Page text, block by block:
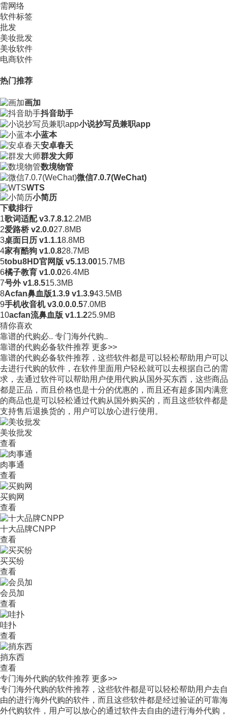
需网络
软件标签
批发
美妆批发
美妆软件
电商软件
热门推荐
画加
抖音助手
小说抄写员兼职app
小蓝本
安卓春天
群发大师
数境物管
微信7.0.7(WeChat)
WTS
小简历
下载排行
1歌词适配 v3.7.8.12.2MB
2爱路桥 v2.0.027.8MB
3桌面日历 v1.1.18.8MB
4家有酷狗 v1.0.828.7MB
5tobu8HD官网版 v5.13.0015.7MB
6橘子教育 v1.0.026.4MB
7号外 v1.8.515.3MB
8Acfan鼻血版1.3.9 v1.3.943.5MB
9手机收音机 v3.0.0.0.57.0MB
10acfan流鼻血版 v1.1.225.9MB
猜你喜欢
靠谱的代购必.. 专门海外代购..
靠谱的代购必备软件推荐 更多>>
靠谱的代购必备软件推荐，这些软件都是可以轻松帮助用户可以
去进行代购的软件，在软件里面用户轻松就可以去根据自己的需
求，去通过软件可以帮助用户使用代购从国外买东西，这些商品
都是正品，而且价格也是十分的优惠的，而且还有超多国内满意
的商品也是可以轻松通过代购从国外购买的，而且这些软件都是
支持售后退换货的，用户可以放心进行使用。
美妆批发
查看
肉事通
查看
买购网
查看
十大品牌CNPP
查看
买买纷
查看
会员加
查看
哇扑
查看
捎东西
查看
专门海外代购的软件推荐 更多>>
专门海外代购的软件推荐，这些软件都是可以轻松帮助用户去自
由的进行海外代购的软件，而且这些软件都是经过验证的可靠海
外代购软件，用户可以放心的通过软件去自由的进行海外代购，